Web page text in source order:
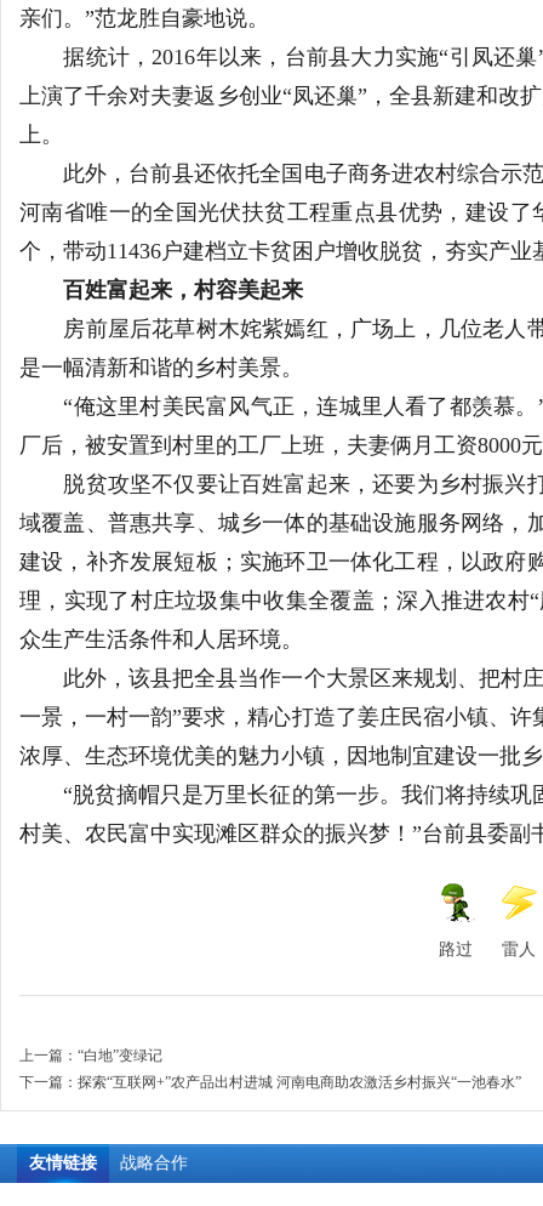
亲们。”范龙胜自豪地说。
据统计，2016年以来，台前县大力实施“引凤还巢
上演了千余对夫妻返乡创业“凤还巢”，全县新建和改
上。
此外，台前县还依托全国电子商务进农村综合示范
河南省唯一的全国光伏扶贫工程重点县优势，建设
个，带动11436户建档立卡贫困户增收脱贫，夯实产业
百姓富起来，村容美起来
房前屋后花草树木姹紫嫣红，广场上，几位老人
是一幅清新和谐的乡村美景。
“俺这里村美民富风气正，连城里人看了都羡慕。
厂后，被安置到村里的工厂上班，夫妻俩月工资8000
脱贫攻坚不仅要让百姓富起来，还要为乡村振兴
域覆盖、普惠共享、城乡一体的基础设施服务网络，
建设，补齐发展短板；实施环卫一体化工程，以政府
理，实现了村庄垃圾集中收集全覆盖；深入推进农村
众生产生活条件和人居环境。
此外，该县把全县当作一个大景区来规划、把村庄
一景，一村一韵”要求，精心打造了姜庄民宿小镇、
浓厚、生态环境优美的魅力小镇，因地制宜建设一批
“脱贫摘帽只是万里长征的第一步。我们将持续巩
村美、农民富中实现滩区群众的振兴梦！”台前县委副
路过 雷人
上一篇： “白地”变绿记
下一篇： 探索“互联网+”农产品出村进城 河南电商助农激活乡村振兴“一池春水”
友情链接 战略合作